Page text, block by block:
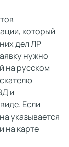
который
дел ЛР
нужно
на русском
и
Если
указывается
на карте